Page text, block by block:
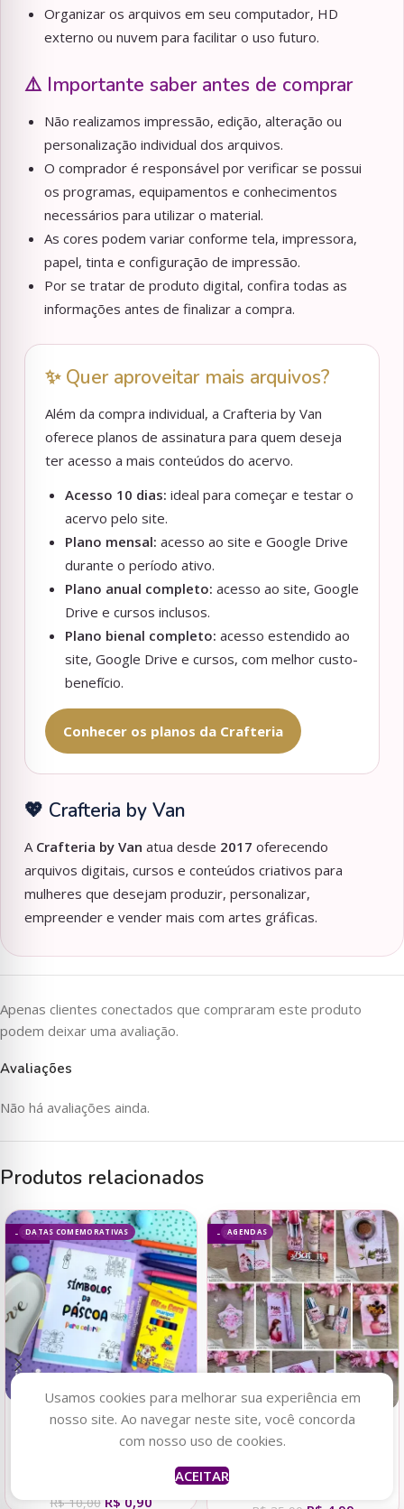
Organizar os arquivos em seu computador, HD
externo ou nuvem para facilitar o uso futuro.
⚠️ Importante saber antes de comprar
Não realizamos impressão, edição, alteração ou
personalização individual dos arquivos.
O comprador é responsável por verificar se possui
os programas, equipamentos e conhecimentos
necessários para utilizar o material.
As cores podem variar conforme tela, impressora,
papel, tinta e configuração de impressão.
Por se tratar de produto digital, confira todas as
informações antes de finalizar a compra.
✨ Quer aproveitar mais arquivos?
Além da compra individual, a Crafteria by Van
oferece planos de assinatura para quem deseja
ter acesso a mais conteúdos do acervo.
Acesso 10 dias: ideal para começar e testar o
acervo pelo site.
Plano mensal: acesso ao site e Google Drive
durante o período ativo.
Plano anual completo: acesso ao site, Google
Drive e cursos inclusos.
Plano bienal completo: acesso estendido ao
site, Google Drive e cursos, com melhor custo-
benefício.
Conhecer os planos da Crafteria
💖 Crafteria by Van
A Crafteria by Van atua desde 2017 oferecendo
arquivos digitais, cursos e conteúdos criativos para
mulheres que desejam produzir, personalizar,
empreender e vender mais com artes gráficas.
Avaliações
Não há avaliações ainda.
Apenas clientes conectados que compraram este produto
podem deixar uma avaliação.
Produtos relacionados
DATAS COMEMORATIVAS
- 91%
Adicionar ao carrinho
Livrinho de colorir Símbolos
R$10,00 R$ 0,90
AGENDAS
- 86%
Adicionar ao carrinho
Coleção Digital DIA DAS
Usamos cookies para melhorar sua experiência em
nosso site. Ao navegar neste site, você concorda
com nosso uso de cookies.
ACEITAR